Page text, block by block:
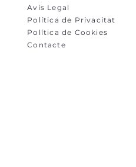
Avís Legal
Política de Privacitat
Política de Cookies
Contacte